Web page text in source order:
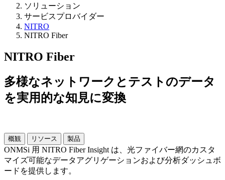
ソリューション
サービスプロバイダー
NITRO
NITRO Fiber
NITRO Fiber
多様なネットワークとテストのデータ
を実用的な知見に変換
概観 リソース 製品
ONMSi 用 NITRO Fiber Insight は、光ファイバー網のカスタ
マイズ可能なデータアグリゲーションおよび分析ダッシュボ
ードを提供します。